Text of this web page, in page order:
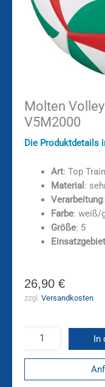
Molten
V5M2000
Die Produktdetails
Art: Top
Material :
Verarbeitung
Farbe: weiß/
Größe: 5
Einsatzgebiet
26,90 €
zzgl. Versandkosten
In